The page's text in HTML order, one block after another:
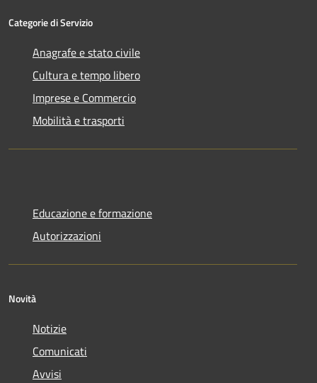
Categorie di Servizio
Anagrafe e stato civile
Cultura e tempo libero
Imprese e Commercio
Mobilità e trasporti
Educazione e formazione
Autorizzazioni
Novità
Notizie
Comunicati
Avvisi